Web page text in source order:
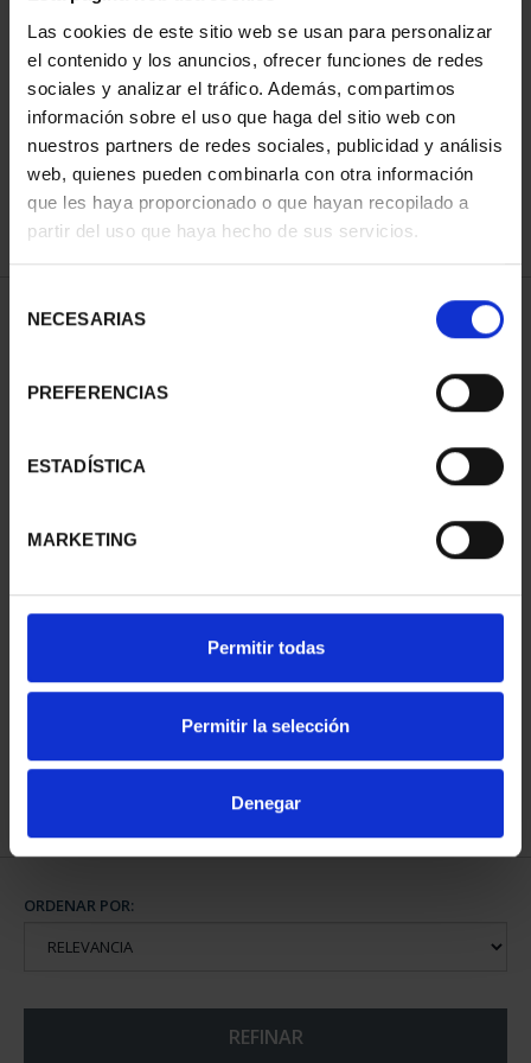
Las cookies de este sitio web se usan para personalizar
el contenido y los anuncios, ofrecer funciones de redes
sociales y analizar el tráfico. Además, compartimos
información sobre el uso que haga del sitio web con
nuestros partners de redes sociales, publicidad y análisis
web, quienes pueden combinarla con otra información
que les haya proporcionado o que hayan recopilado a
partir del uso que haya hecho de sus servicios.
NECESARIAS
PREFERENCIAS
ESTADÍSTICA
MARKETING
Permitir todas
Permitir la selección
Denegar
ORDENAR POR:
REFINAR
1 Productos encontrados
IBEROAMERICANA -
MONEDA ESPA...
ORDENAR POR:
REFINAR